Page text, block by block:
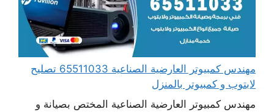
مهندس كمبيوتر العارضية الصناعية 65511033 تصليح
لابتوب و كمبيوتر بالمنزل
مهندس كمبيوتر العارضية الصناعية المختص بصيانة و